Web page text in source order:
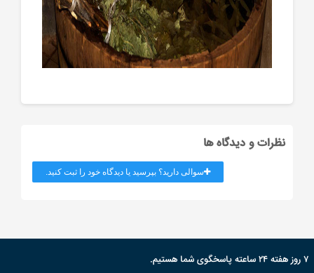
نظرات و دیدگاه ها
سوالی دارید؟ بپرسید یا دیدگاه خود را ثبت کنید.
۷ روز هفته ۲۴ ساعته پاسخگوی شما هستیم.